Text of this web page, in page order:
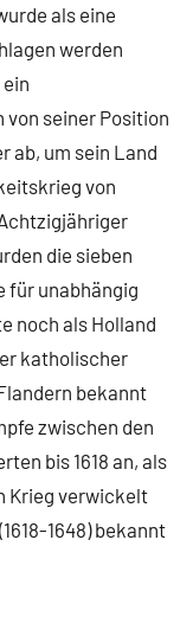
als eine
werden
seiner Position
ab, um sein Land
von
die sieben
für unabhängig
noch als Holland
katholischer
bekannt
zwischen den
bis 1618 an, als
Krieg verwickelt
1648) bekannt